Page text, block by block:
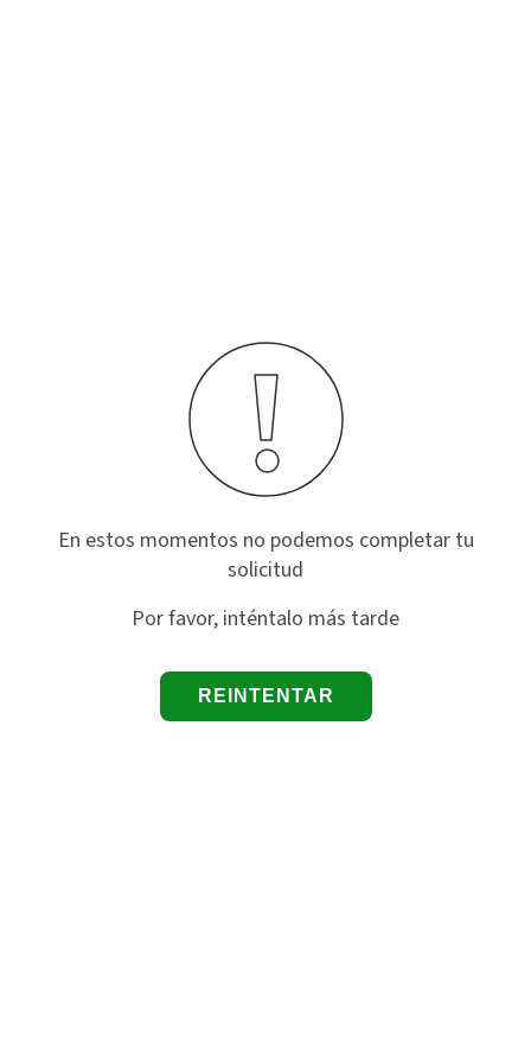
En estos momentos no podemos completar tu
solicitud
Por favor, inténtalo más tarde
REINTENTAR